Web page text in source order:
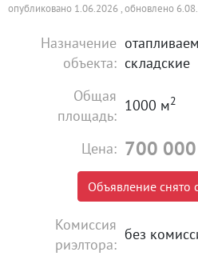
опубликовано 1.06.2026 , обновлено
Назначение
объекта: складские
Общая
площадь:
1000 м2
Цена: 700 000
Объявление снято
Комиссия
риэлтора:
без